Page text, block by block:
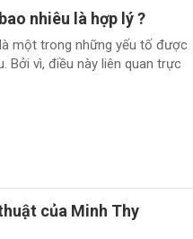
nhiêu là hợp lý ?
một trong những yếu tố được
Bởi vì, điều này liên quan trực
của Minh Thy